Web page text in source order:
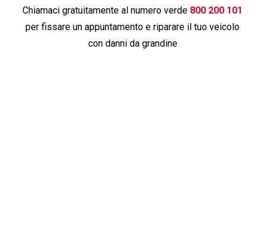
News
Contattaci
Chiamaci gratuitamente al numero verde 800 200 101
per fissare un appuntamento e riparare il tuo veicolo
con danni da grandine